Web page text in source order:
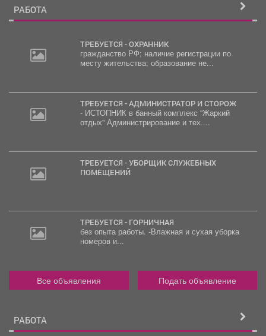
РАБОТА
ТРЕБУЕТСЯ - ОХРАННИК
гражданство РФ; наличие регистрации по
месту жительства; образование не...
ТРЕБУЕТСЯ - АДМИНИСТРАТОР И СТОРОЖ
- ИСТОПНИК в банный комплекс "Жаркий
отдых" Администрирование и тех....
ТРЕБУЕТСЯ - УБОРЩИК СЛУЖЕБНЫХ
ПОМЕЩЕНИЙ
ТРЕБУЕТСЯ - ГОРНИЧНАЯ
без опыта работы. -Влажная и сухая уборка
номеров и...
Все объявления Подать объявление
РАБОТА